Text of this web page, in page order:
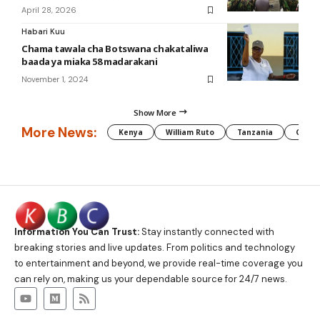
April 28, 2026
Habari Kuu
Chama tawala cha Botswana chakataliwa
baada ya miaka 58 madarakani
November 1, 2024
Show More
More News: Kenya William Ruto Tanzania CAF
Information You Can Trust:Stay instantly connected with
breaking stories and live updates. From politics and technology
to entertainment and beyond, we provide real-time coverage you
can rely on, making us your dependable source for 24/7 news.